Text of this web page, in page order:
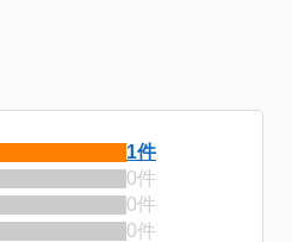
1件
0件
0件
0件